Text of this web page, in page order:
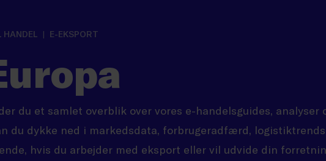
E-EKSPORT
du et samlet overblik over vores e-handelsguides, analyser
du dykke ned i markedsdata, forbrugeradfærd,
hvis du arbejder med eksport eller vil udvide din